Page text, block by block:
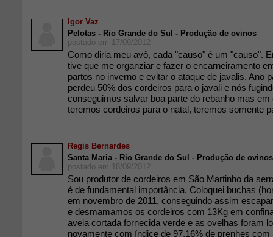
Igor Vaz
Pelotas - Rio Grande do Sul - Produção de ovinos
postado em 17/09/2012
Como diria meu avô, cada "causo" é um "causo".
tive que me organziar e fazer o encarneiramento
partos no inverno e evitar o ataque de javalis. Ano
perdeu 50% dos cordeiros para o javali e nós
conseguimos salvar boa parte do rebanho mas em
teremos cordeiros para o natal, teremos somente
Regis Bernardes
Santa Maria - Rio Grande do Sul - Produção de ovinos
postado em 18/09/2012
Sou produtor de cordeiros em São Martinho da
é de fundamental importância. Coloquei buchas
em novembro de 2011, conseguindo assim
e desmamamos os cordeiros com 13Kg em
aveia cortada fornecida verde e as ovelhas foram
novamente com índice de 97,16% de prenhes